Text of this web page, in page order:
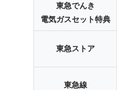
東急でんき
電気ガスセット特典
東急ストア
東急線